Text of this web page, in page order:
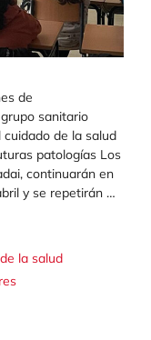
de
sanitario
de la salud
patologías Los
continuarán en
y se repetirán …
la salud